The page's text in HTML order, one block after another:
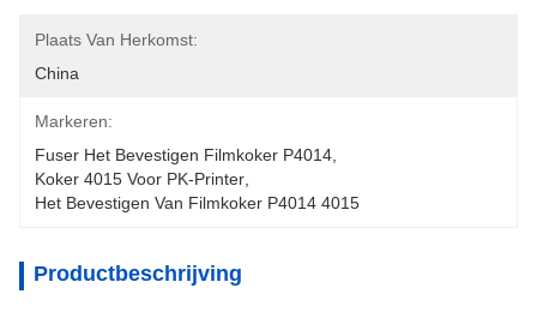
Plaats Van Herkomst:
China
Markeren:
Fuser Het Bevestigen Filmkoker P4014
Koker 4015 Voor PK-Printer
Het Bevestigen Van Filmkoker P4014 4015
Productbeschrijving